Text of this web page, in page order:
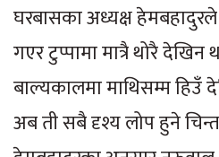
घरबासका अध्यक्ष हेमबहादुरले
गएर टुप्पामा मात्रै थोरै देखिन
बाल्यकालमा माथिसम्म
अब ती सबै दृश्य लोप हुने